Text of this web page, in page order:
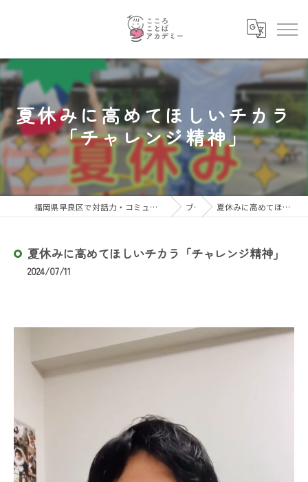
夏休みに高めてほしいチカラ
「チャレンジ精神」
福岡県早良区で対話力・コミュニケーション力を育むならこころことばアカデミー ブログ 夏休みに高めてほしいチカラ「チャレンジ精神」
夏休みに高めてほしいチカラ「チャレンジ精神」
2024/07/11